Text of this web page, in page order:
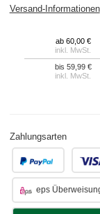
Versand-Informationen
ab 60,00 €
inkl. MwSt.
bis 59,99 €
inkl. MwSt.
Zahlungsarten
eps